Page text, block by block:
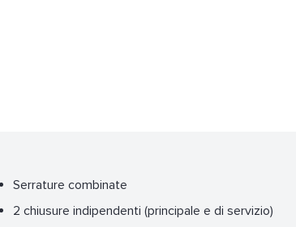
Serrature combinate
2 chiusure indipendenti (principale e di servizio)